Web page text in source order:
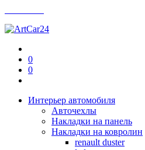
0
0
Интерьер автомобиля
Авточехлы
Накладки на панель
Накладки на ковролин
renault duster